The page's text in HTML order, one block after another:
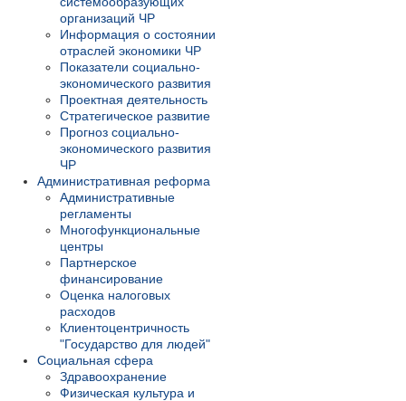
организаций ЧР
Информация о состоянии
отраслей экономики ЧР
Показатели социально-
экономического развития
Проектная деятельность
Стратегическое развитие
Прогноз социально-
экономического развития
ЧР
Административная реформа
Административные
регламенты
Многофункциональные
центры
Партнерское
финансирование
Оценка налоговых
расходов
Клиентоцентричность
"Государство для людей"
Социальная сфера
Здравоохранение
Физическая культура и